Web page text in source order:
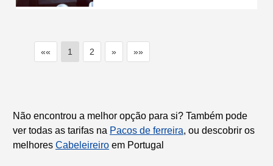
«« 1 2 » »»
Não encontrou a melhor opção para si? Também pode
ver todas as tarifas na Pacos de ferreira, ou descobrir os
melhores Cabeleireiro em Portugal